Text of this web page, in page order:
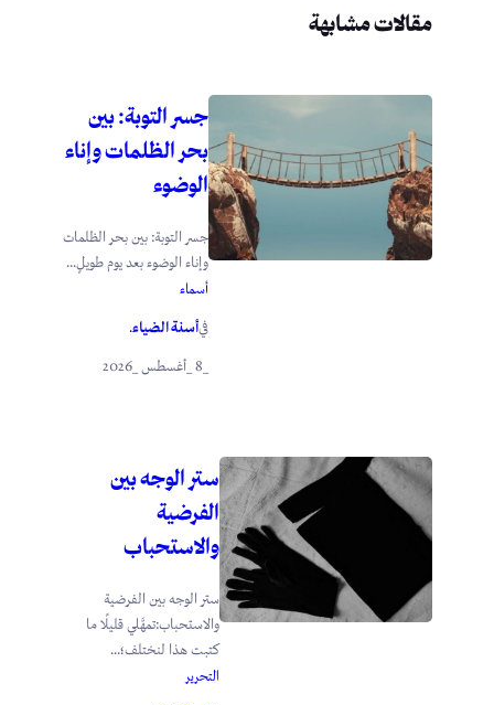
مقالات مشابهة
جسر التوبة: بين
بحر الظلمات وإناء
الوضوء
جسر التوبة: بين بحر الظلمات
وإناء الوضوء بعد يوم طويلٍ...
أسماء
فيأسنة الضياء.
ستر الوجه بين
الفرضية
والاستحباب
ستر الوجه بين الفرضية
والاستحباب:تمهَّلي قليلًا ما
كتبت هذا لنختلف؛...
التحرير